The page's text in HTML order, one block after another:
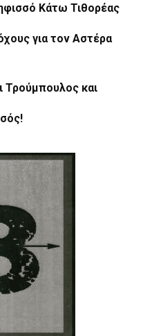
Κάτω Τιθορέας
για τον Αστέρα
Τρούμπουλος και